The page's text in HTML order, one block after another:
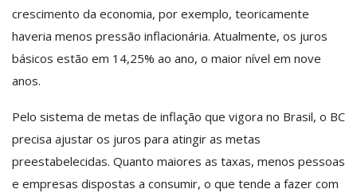
crescimento da economia, por exemplo, teoricamente
haveria menos pressão inflacionária. Atualmente, os juros
básicos estão em 14,25% ao ano, o maior nível em nove
anos.
Pelo sistema de metas de inflação que vigora no Brasil, o BC
precisa ajustar os juros para atingir as metas
preestabelecidas. Quanto maiores as taxas, menos pessoas
e empresas dispostas a consumir, o que tende a fazer com